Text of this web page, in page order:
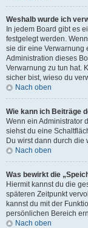
Weshalb wurde ich
In jedem Board gibt es
festgelegt werden.
sie dir eine Verwarnung
Administration dieses
Verwarnung zu tun hat.
sicher bist, wieso du
Nach oben
Wie kann ich Beiträge
Wenn ein Administrator
siehst du eine
Du wirst dann durch die
Nach oben
Was bewirkt die
Hiermit kannst du die
späteren Zeitpunkt
kannst du mit der
persönlichen Bereich
Nach oben